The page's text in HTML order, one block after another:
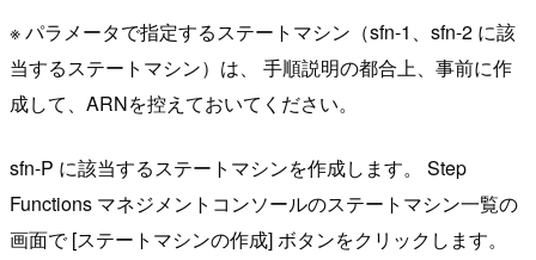
※ パラメータで指定するステートマシン（sfn-1、sfn-2 に該
当するステートマシン）は、 手順説明の都合上、事前に作
成して、ARNを控えておいてください。
sfn-P に該当するステートマシンを作成します。 Step
Functions マネジメントコンソールのステートマシン一覧の
画面で [ステートマシンの作成] ボタンをクリックします。